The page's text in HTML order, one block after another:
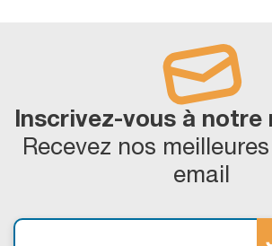
Inscrivez-vous à
Recevez nos
email